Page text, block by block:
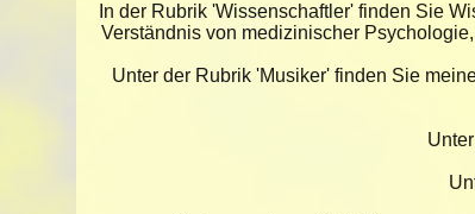
In der Rubrik 'Wissenschaftler' finden Sie
Verständnis von medizinischer
Unter der Rubrik 'Musiker' finden Sie